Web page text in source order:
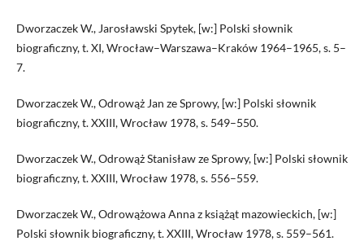
Dworzaczek W., Jarosławski Spytek, [w:] Polski słownik
biograficzny, t. XI, Wrocław–Warszawa–Kraków 1964–1965, s. 5–
7.
Dworzaczek W., Odrowąż Jan ze Sprowy, [w:] Polski słownik
biograficzny, t. XXIII, Wrocław 1978, s. 549–550.
Dworzaczek W., Odrowąż Stanisław ze Sprowy, [w:] Polski słownik
biograficzny, t. XXIII, Wrocław 1978, s. 556–559.
Dworzaczek W., Odrowążowa Anna z książąt mazowieckich, [w:]
Polski słownik biograficzny, t. XXIII, Wrocław 1978, s. 559–561.